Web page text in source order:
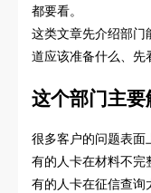
都要看。
这类文章先介绍部门
道应该准备什么、先
这个部门主
很多客户的问题表面
有的人卡在材料不完
有的人卡在征信查询